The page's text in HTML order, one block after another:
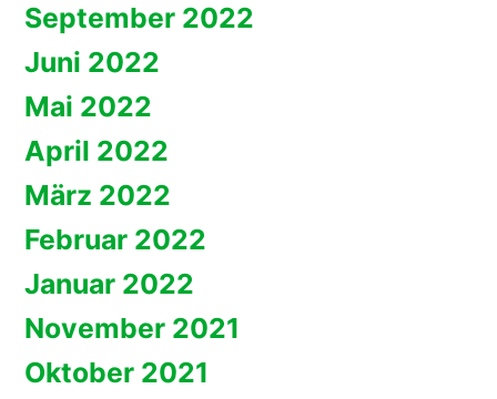
September 2022
Juni 2022
Mai 2022
April 2022
März 2022
Februar 2022
Januar 2022
November 2021
Oktober 2021